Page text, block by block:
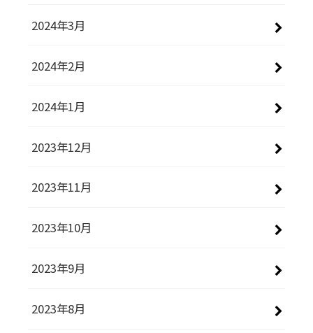
2024年3月
2024年2月
2024年1月
2023年12月
2023年11月
2023年10月
2023年9月
2023年8月